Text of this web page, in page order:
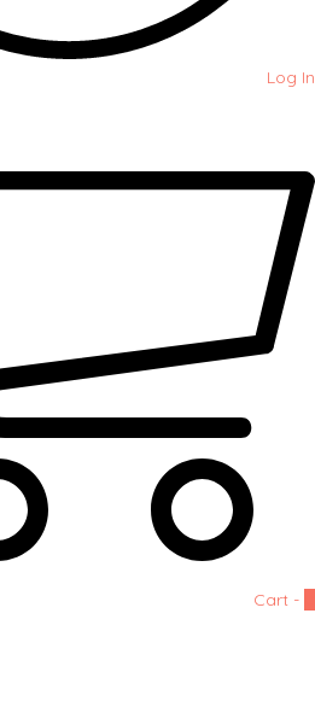
Log In
Cart -